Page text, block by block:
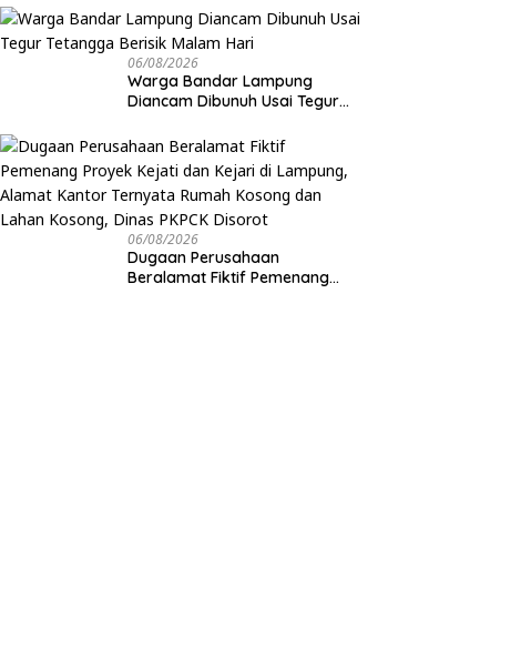
Hilirisasi Pertanian
06/08/2026
Warga Bandar Lampung
Diancam Dibunuh Usai Tegur
06/08/2026
Dugaan Perusahaan
Beralamat Fiktif Pemenang